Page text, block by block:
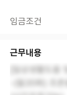
임금조건
근무내용